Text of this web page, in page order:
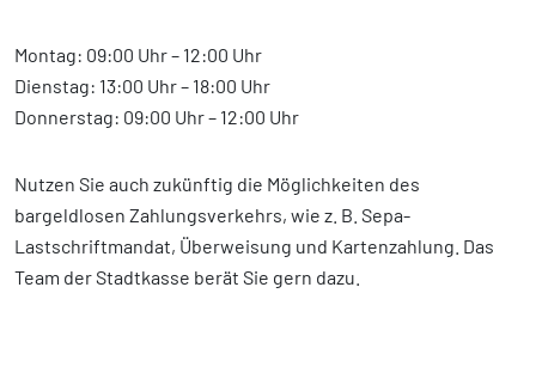
Montag: 09:00 Uhr – 12:00 Uhr
Dienstag: 13:00 Uhr – 18:00 Uhr
Donnerstag: 09:00 Uhr – 12:00 Uhr
Nutzen Sie auch zukünftig die Möglichkeiten des
bargeldlosen Zahlungsverkehrs, wie z. B. Sepa-
Lastschriftmandat, Überweisung und Kartenzahlung. Das
Team der Stadtkasse berät Sie gern dazu.